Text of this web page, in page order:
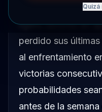
UFC Vegas 118
ligero favorito en
perdido sus
al enfrentamiento
victorias
probabilidades
antes de la semana
Quizá